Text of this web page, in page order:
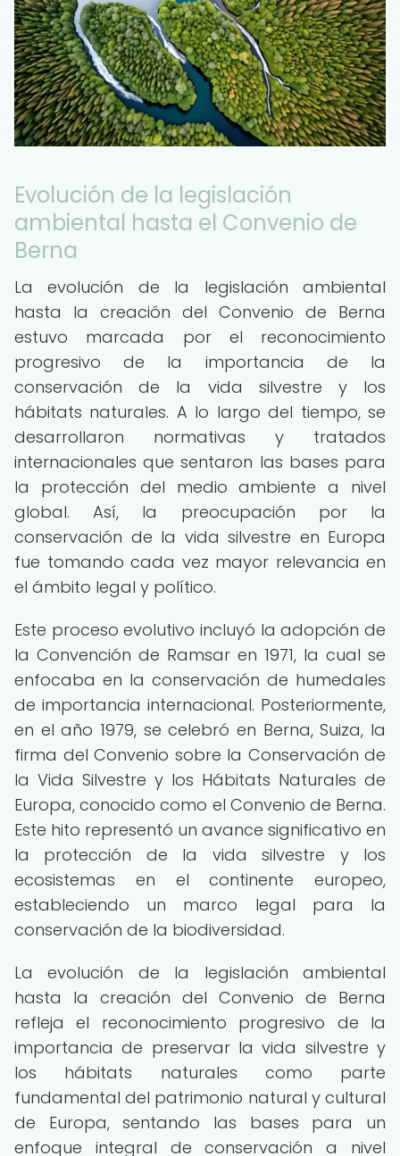
Evolución de la legislación
ambiental hasta el Convenio de
Berna
La evolución de la legislación ambiental
hasta la creación del Convenio de Berna
estuvo marcada por el reconocimiento
progresivo de la importancia de la
conservación de la vida silvestre y los
hábitats naturales. A lo largo del tiempo, se
desarrollaron normativas y tratados
internacionales que sentaron las bases para
la protección del medio ambiente a nivel
global. Así, la preocupación por la
conservación de la vida silvestre en Europa
fue tomando cada vez mayor relevancia en
el ámbito legal y político.
Este proceso evolutivo incluyó la adopción de
la Convención de Ramsar en 1971, la cual se
enfocaba en la conservación de humedales
de importancia internacional. Posteriormente,
en el año 1979, se celebró en Berna, Suiza, la
firma del Convenio sobre la Conservación de
la Vida Silvestre y los Hábitats Naturales de
Europa, conocido como el Convenio de Berna.
Este hito representó un avance significativo en
la protección de la vida silvestre y los
ecosistemas en el continente europeo,
estableciendo un marco legal para la
conservación de la biodiversidad.
La evolución de la legislación ambiental
hasta la creación del Convenio de Berna
refleja el reconocimiento progresivo de la
importancia de preservar la vida silvestre y
los hábitats naturales como parte
fundamental del patrimonio natural y cultural
de Europa, sentando las bases para un
enfoque integral de conservación a nivel